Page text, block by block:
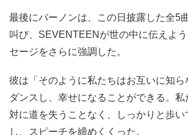
最後にバーノンは、この日披露した全5
叫び、SEVENTEENが世の中に伝えよ
セージをさらに強調した。
彼は「そのように私たちはお互いに知ら
ダンスし、幸せになることができる。私
対に道を失うことなく、しっかりと歩い
し、スピーチを締めくくった。